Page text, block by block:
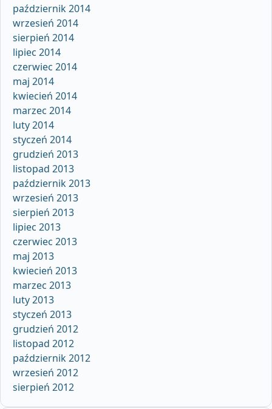
październik 2014
wrzesień 2014
sierpień 2014
lipiec 2014
czerwiec 2014
maj 2014
kwiecień 2014
marzec 2014
luty 2014
styczeń 2014
grudzień 2013
listopad 2013
październik 2013
wrzesień 2013
sierpień 2013
lipiec 2013
czerwiec 2013
maj 2013
kwiecień 2013
marzec 2013
luty 2013
styczeń 2013
grudzień 2012
listopad 2012
październik 2012
wrzesień 2012
sierpień 2012